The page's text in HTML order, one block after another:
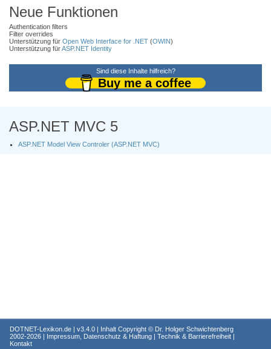
Neue Funktionen
Authentication filters
Filter overrides
Unterstützung für Open Web Interface for .NET (OWIN)
Unterstützung fürASP.NET Identity
Sind diese Inhalte hilfreich?
Buy me a coffee
ASP.NET MVC 5
ASP.NET Model View Controler (ASP.NET MVC)
DOTNET-Lexikon.de | v3.4.0 | Inhalt Copyright © Dr. Holger Schwichtenberg
2002-2026 | Impressum, Datenschutz & Haftung | Technik & Barrierefreiheit |
Kontakt